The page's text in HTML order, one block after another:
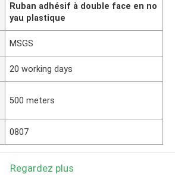
Ruban adhésif à double face en no
yau plastique
MSGS
20 working days
500 meters
0807
Regardez plus